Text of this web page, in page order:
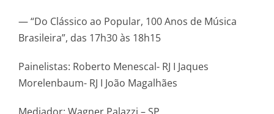
— “Do Clássico ao Popular, 100 Anos de Música
Brasileira”, das 17h30 às 18h15
Painelistas: Roberto Menescal- RJ I Jaques
Morelenbaum- RJ I João Magalhães